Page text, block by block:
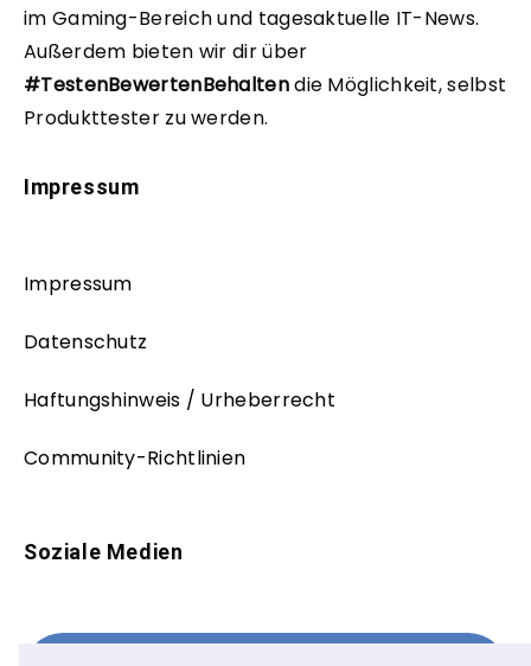
im Gaming-Bereich und tagesaktuelle IT-News.
Außerdem bieten wir dir über
#TestenBewertenBehaltendie Möglichkeit, selbst
Produkttester zu werden.
Impressum
Impressum
Datenschutz
Haftungshinweis / Urheberrecht
Community-Richtlinien
Soziale Medien